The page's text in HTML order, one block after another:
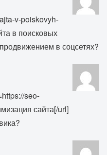
v-poiskovyh-
в поисковых
в соцсетях?
seo-
сайта[/url]